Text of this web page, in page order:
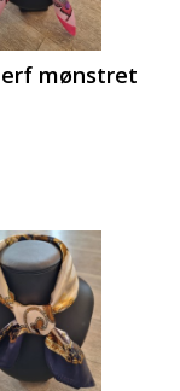
mønstret